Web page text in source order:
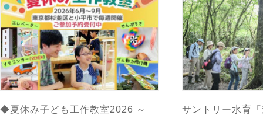
◆夏休み子ども工作教室2026 ～
サントリー水育